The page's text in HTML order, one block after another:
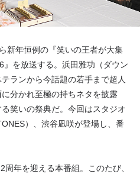
新年恒例の『笑いの王者が大集
を放送する。浜田雅功（ダウン
ランから今話題の若手まで超人
分かれ至極の持ちネタを披露
笑いの祭典だ。今回はスタジオ
）、渋谷凪咲が登場し、番
年を迎える本番組。このたび、